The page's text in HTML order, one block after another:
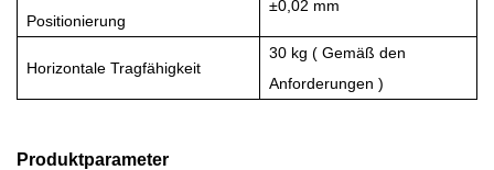
Positionierung
±0,02 mm
Horizontale Tragfähigkeit
30 kg ( Gemäß den
Anforderungen )
Produktparameter